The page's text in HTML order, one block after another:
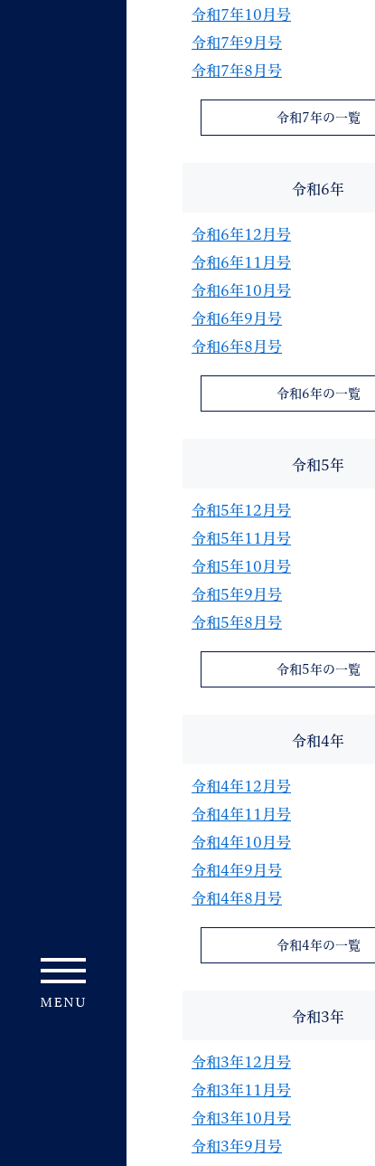
令和7年10月号
令和7年9月号
令和7年8月号
令和7年の一覧
令和6年
令和6年12月号
令和6年11月号
令和6年10月号
令和6年9月号
令和6年8月号
令和6年の一覧
令和5年
令和5年12月号
令和5年11月号
令和5年10月号
令和5年9月号
令和5年8月号
令和5年の一覧
令和4年
令和4年12月号
令和4年11月号
令和4年10月号
令和4年9月号
令和4年8月号
令和4年の一覧
令和3年
令和3年12月号
令和3年11月号
令和3年10月号
令和3年9月号